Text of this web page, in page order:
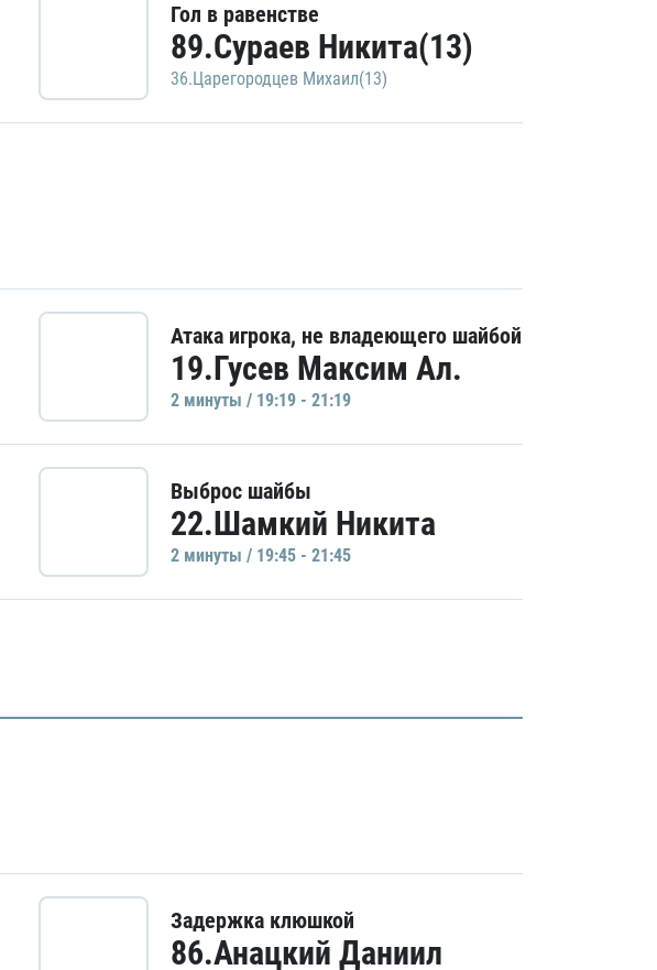
Гол в равенстве
89.Сураев Никита(13)
36.Царегородцев Михаил(13)
Атака игрока, не владеющего шайбой
19.Гусев Максим Ал.
2 минуты / 19:19 - 21:19
Выброс шайбы
22.Шамкий Никита
2 минуты / 19:45 - 21:45
Задержка клюшкой
86.Анацкий Даниил